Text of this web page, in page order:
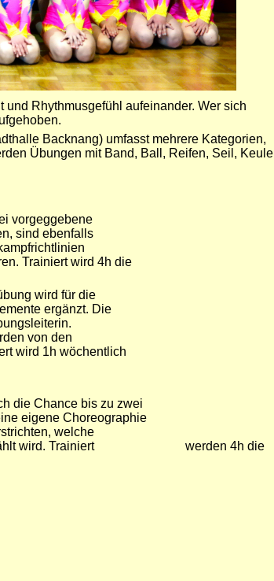
und Rhythmusgefühl aufeinander. Wer sich
Backnang) umfasst mehrere Kategorien,
Übungen mit Band, Ball, Reifen, Seil,
vorgeggebene
sind ebenfalls
Trainiert wird 4h die
wird für die
ergänzt. Die
von den
wird 1h wöchentlich
die Chance bis zu zwei
eigene Choreographie
welche
wird. Trainiert werden 4h die